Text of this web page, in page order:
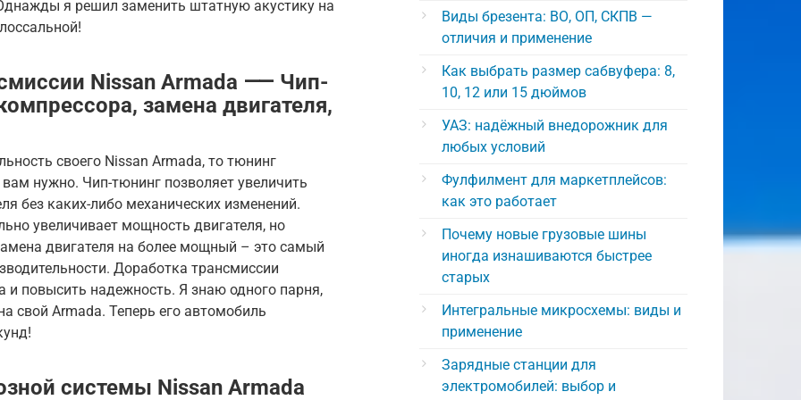
я решил заменить штатную акустику на
Nissan Armada ⸺ Чип-
замена двигателя,
своего Nissan Armada, то тюнинг
нужно. Чип-тюнинг позволяет увеличить
без каких-либо механических изменений.
увеличивает мощность двигателя, но
двигателя на более мощный – это самый
Доработка трансмиссии
и повысить надежность. Я знаю одного парня,
свой Armada. Теперь его автомобиль
системы Nissan Armada
Виды брезента: ВО, ОП, СКПВ —
отличия и применение
Как выбрать размер сабвуфера: 8,
10, 12 или 15 дюймов
УАЗ: надёжный внедорожник для
любых условий
Фулфилмент для маркетплейсов:
как это работает
Почему новые грузовые шины
иногда изнашиваются быстрее
старых
Интегральные микросхемы: виды и
применение
Зарядные станции для
электромобилей: выбор и